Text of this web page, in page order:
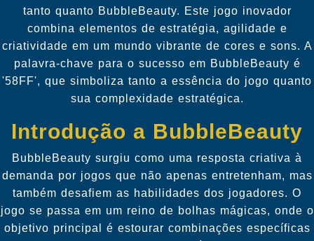
tanto quanto BubbleBeauty. Este jogo inovador
combina elementos de estratégia, agilidade e
criatividade em um mundo vibrante de cores e sons. A
palavra-chave para o sucesso em BubbleBeauty é
'58FF', que simboliza tanto a essência do jogo quanto
sua complexidade estratégica.
Introdução a BubbleBeauty
BubbleBeauty surgiu como uma resposta criativa à
demanda por jogos que não apenas entretenham, mas
também desafiem as habilidades dos jogadores. O
jogo se passa em um reino de bolhas mágicas, onde o
objetivo principal é estourar combinações específicas